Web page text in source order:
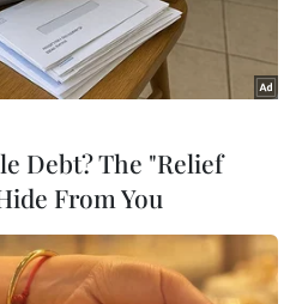
Debt? The "Relief
From You